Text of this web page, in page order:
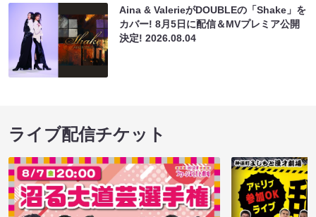
Aina & ValerieがDOUBLEの「Shake」を
カバー! 8月5日に配信＆MVプレミア公開
決定!2026.08.04
ライブ配信チケット